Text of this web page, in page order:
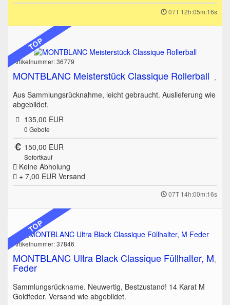
07T 12h:05m:16s
TOP
Artikelnummer: 36779
MONTBLANC Meisterstück Classique Rollerball
Aus Sammlungsrücknahme, leicht gebraucht. Auslieferung wie
abgebildet.
135,00 EUR
0 Gebote
150,00 EUR
Sofortkauf
Keine Abholung
+ 7,00 EUR Versand
07T 14h:00m:16s
TOP
Artikelnummer: 37846
MONTBLANC Ultra Black Classique Füllhalter, M
Feder
Sammlungsrückname. Neuwertig, Bestzustand! 14 Karat M
Goldfeder. Versand wie abgebildet.